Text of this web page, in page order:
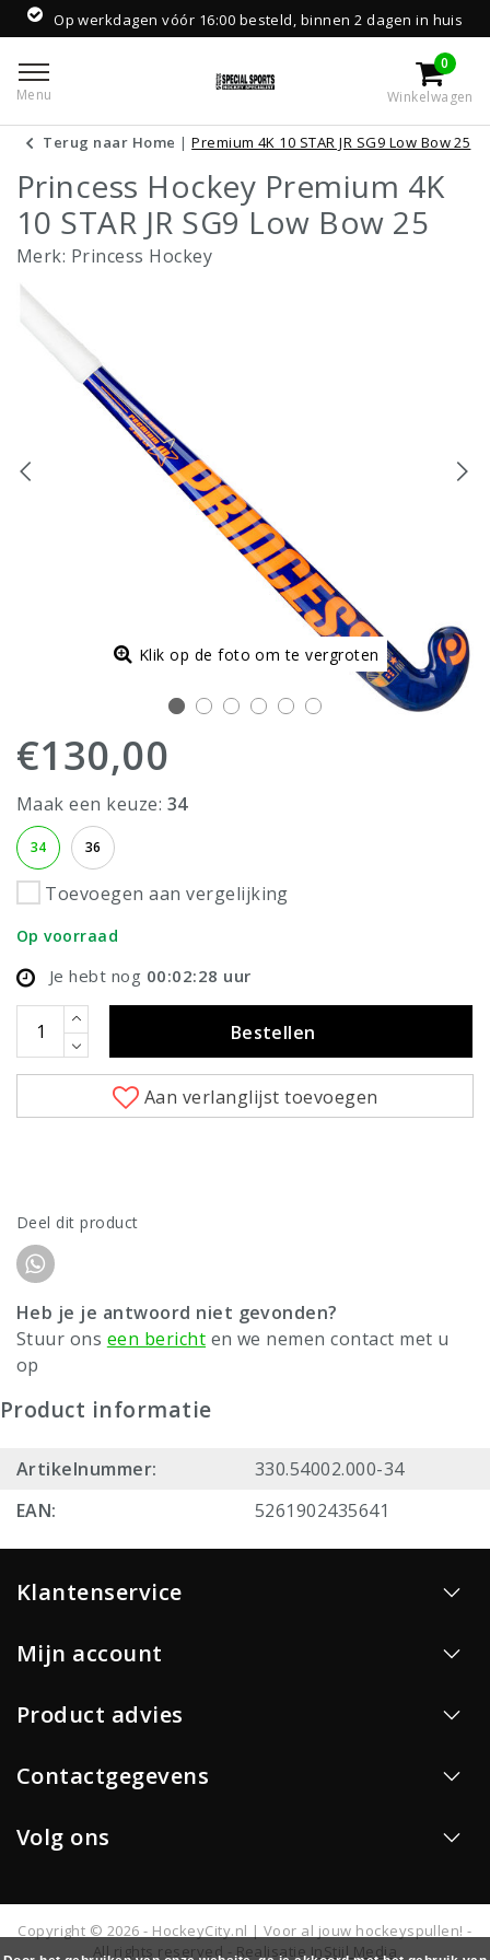
Op werkdagen vóór 16:00 besteld, binnen 2 dagen in huis
Menu
0
Winkelwagen
Terug naar Home |Premium 4K 10 STAR JR SG9 Low Bow 25
Princess Hockey Premium 4K
10 STAR JR SG9 Low Bow 25
Merk: Princess Hockey
Klik op de foto om te vergroten
€130,00
Maak een keuze: 34
34 36
Toevoegen aan vergelijking
Op voorraad
Je hebt nog 00:02:28 uur
Bestellen
Aan verlanglijst toevoegen
Deel dit product
Heb je je antwoord niet gevonden?
Stuur ons een bericht en we nemen contact met u
op
Product informatie
Artikelnummer:
330.54002.000-34
EAN:
5261902435641
Klantenservice
Mijn account
Product advies
Contactgegevens
Volg ons
Copyright © 2026 - HockeyCity.nl | Voor al jouw hockeyspullen! -
All rights reserved - Realisatie InStijl Media